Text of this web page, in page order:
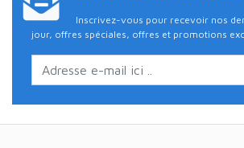
Inscrivez-vous pour recevoir nos
jour, offres spéciales, offres et promotions